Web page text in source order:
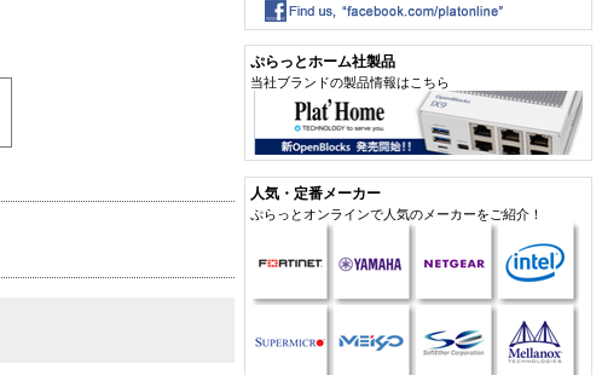
ぷらっとホーム社製品
当社ブランドの製品情報はこちら
人気・定番メーカー
ぷらっとオンラインで人気のメーカーをご紹介！